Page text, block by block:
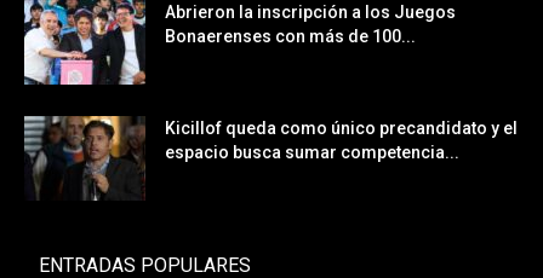
Abrieron la inscripción a los Juegos
Bonaerenses con más de 100...
Kicillof queda como único precandidato y el
espacio busca sumar competencia...
ENTRADAS POPULARES